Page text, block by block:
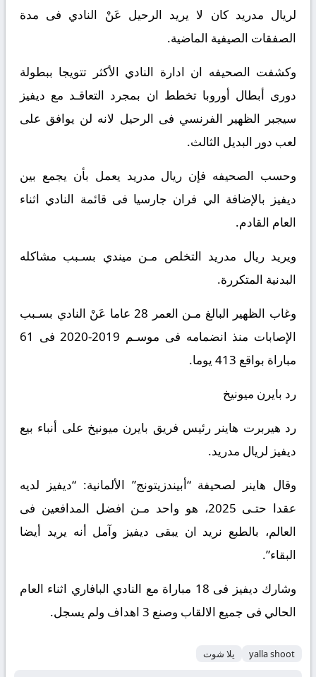
لريال مدريد كان لا يريد الرحيل عَنْ النادي فى مدة
الصفقات الصيفية الماضية.
وكشفت الصحيفه ان ادارة النادي الأكثر تتويجا ببطولة
دورى أبطال أوروبا تخطط ان بمجرد التعاقـد مع ديفيز
سيجبر الظهير الفرنسي فى الرحيل لانه لن يوافق على
لعب دور البديل الثالث.
وحسب الصحيفه فإن ريال مدريد يعمل بأن يجمع بين
ديفيز بالإضافة الي فران جارسيا فى قائمة النادي اثناء
العام القادم.
ويريد ريال مدريد التخلص مـن ميندي بسـبب مشاكله
البدنية المتكررة.
وغاب الظهير البالغ مـن العمر 28 عاما عَنْ النادي بسـبب
الإصابات منذ انضمامه فى موسـم 2019-2020 فى 61
مباراة بواقع 413 يوما.
رد بايرن ميونيخ
رد هيربرت هاينر رئيس فريق بايرن ميونيخ على أنباء بيع
ديفيز لريال مدريد.
وقال هاينر لصحيفة “أبيندزيتونج” الألمانية: “ديفيز لديه
عقدا حتـى 2025، هو واحد مـن افضل المدافعين فى
العالم، بالطبع نريد ان يبقى ديفيز وآمل أنه يريد أيضا
البقاء”.
وشارك ديفيز فى 18 مباراة مع النادي البافاري اثناء العام
الحالي فى جميع الالقاب وصنع 3 اهداف ولم يسجل.
yalla shoot يلا شوت